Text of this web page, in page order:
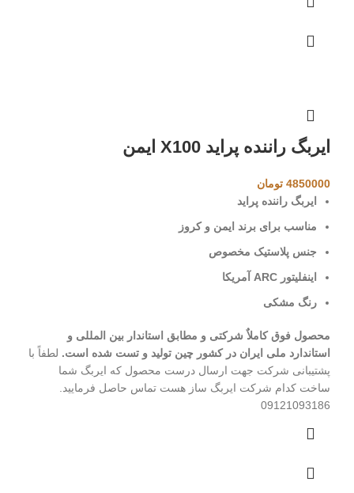
ایربگ راننده پراید X100 ایمن
4850000 تومان
ایربگ راننده پراید
مناسب برای برند ایمن و کروز
جنس پلاستیک مخصوص
اینفلیتور ARC آمریکا
رنگ مشکی
محصول فوق کاملاٌ شرکتی و مطابق استاندار بین المللی و
استاندارد ملی ایران در کشور چین تولید و تست شده است. لطفاً با
پشتیبانی شرکت جهت ارسال درست محصول که ایربگ شما
ساخت کدام شرکت ایربگ ساز هست تماس حاصل فرمایید.
09121093186